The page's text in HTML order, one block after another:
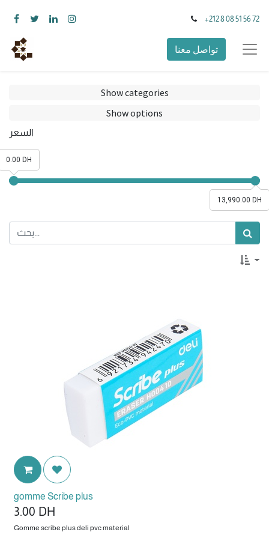
+212 8 08 51 56 72
تواصل معنا
Show categories
Show options
السعر
13,990.00 DH
0.00 DH
gomme Scribe plus
3.00 DH
Gomme scribe plus deli pvc material